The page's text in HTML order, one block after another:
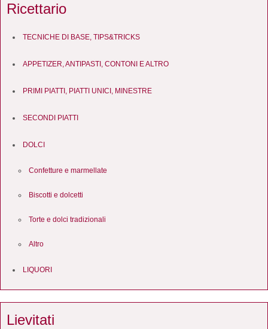
Ricettario
TECNICHE DI BASE, TIPS&TRICKS
APPETIZER, ANTIPASTI, CONTONI E ALTRO
PRIMI PIATTI, PIATTI UNICI, MINESTRE
SECONDI PIATTI
DOLCI
Confetture e marmellate
Biscotti e dolcetti
Torte e dolci tradizionali
Altro
LIQUORI
Lievitati